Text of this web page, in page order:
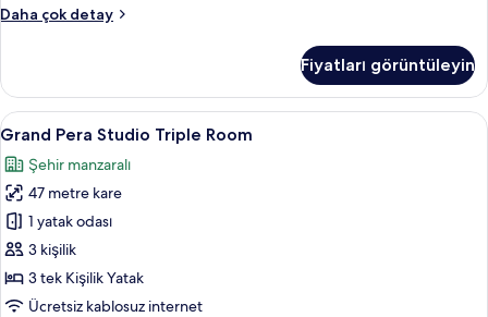
Daha çok detay
Grand
hakkında
daha
fazla
Fiyatları görüntüleyin
Grand
Pera
Studio
Triple
Room
için
tüm
fotoğrafları
Grand Pera Studio Triple Room | Anti
7
Grand Pera Studio Triple Room
Şehir manzaralı
47 metre kare
1 yatak odası
3 kişilik
3 tek Kişilik Yatak
Ücretsiz kablosuz internet